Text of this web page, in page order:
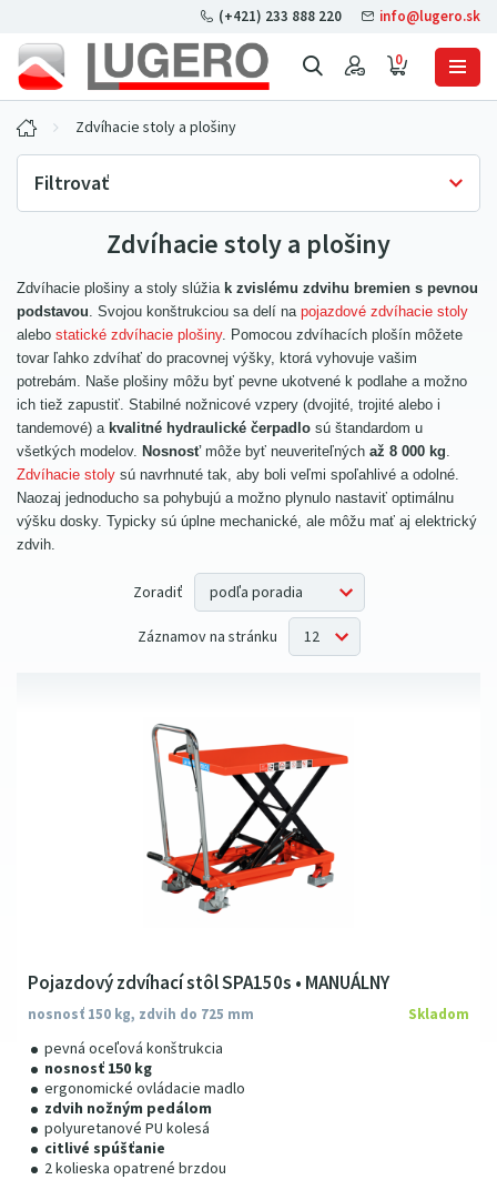
0
(+421) 233 888 220 info@lugero.sk
Zdvíhacie stoly a plošiny
Filtrovať
Skladová dostupnosť
Iba skladom (14)
Cena bez DPH
Zdvíhacie stoly a plošiny
Zdvíhacie plošiny a stoly slúžia k zvislému zdvihu bremien s pevnou
podstavou. Svojou konštrukciou sa delí na pojazdové zdvíhacie stoly
alebo statické zdvíhacie plošiny. Pomocou zdvíhacích plošín môžete
tovar ľahko zdvíhať do pracovnej výšky, ktorá vyhovuje vašim
potrebám. Naše plošiny môžu byť pevne ukotvené k podlahe a možno
ich tiež zapustiť. Stabilné nožnicové vzpery (dvojité, trojité alebo i
tandemové) a kvalitné hydraulické čerpadlo sú štandardom u
všetkých modelov. Nosnosťmôže byť neuveriteľných až 8 000 kg.
Zdvíhacie stoly sú navrhnuté tak, aby boli veľmi spoľahlivé a odolné.
Naozaj jednoducho sa pohybujú a možno plynulo nastaviť optimálnu
výšku dosky. Typicky sú úplne mechanické, ale môžu mať aj elektrický
zdvih.
Zoradiť
Záznamov na stránku
Pojazdový zdvíhací stôl SPA150s • MANUÁLNY
nosnosť 150 kg, zdvih do 725 mm
pevná oceľová konštrukcia
nosnosť 150 kg
ergonomické ovládacie madlo
zdvih nožným pedálom
polyuretanové PU kolesá
citlivé spúšťanie
2 kolieska opatrené brzdou
Skladom